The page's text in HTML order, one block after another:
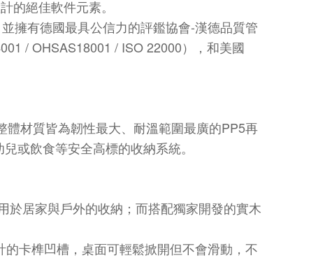
的絕佳軟件元素。
擁有德國最具公信力的評鑑協會-漢德品質管
/ OHSAS18001 / ISO 22000），和美國
體材質皆為韌性最大、耐溫範圍最廣的PP5再
或飲食等安全高標的收納系統。
於居家與戶外的收納；而搭配獨家開發的實木
的卡榫凹槽，桌面可輕鬆掀開但不會滑動，不